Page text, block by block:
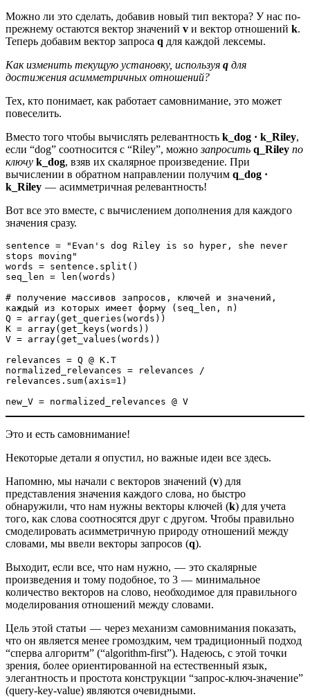
Можно ли это сделать, добавив новый тип вектора? У нас по-
прежнему остаются вектор значений v и вектор отношений k.
Теперь добавим вектор запроса q для каждой лексемы.
Как изменить текущую установку, используя q для
достижения асимметричных отношений?
Тех, кто понимает, как работает самовнимание, это может
повеселить.
Вместо того чтобы вычислять релевантность k_dog · k_Riley,
если “dog” соотносится с “Riley”, можнозапросить q_Riley по
ключу k_dog, взяв их скалярное произведение. При
вычислении в обратном направлении получим q_dog ·
k_Riley — асимметричная релевантность!
Вот все это вместе, с вычислением дополнения для каждого
значения сразу.
sentence = "Evan's dog Riley is so hyper, she never
stops moving"
words = sentence.split()
seq_len = len(words)
# получение массивов запросов, ключей и значений,
каждый из которых имеет форму (seq_len, n)
Q = array(get_queries(words))
K = array(get_keys(words))
V = array(get_values(words))
relevances = Q @ K.T
normalized_relevances = relevances /
relevances.sum(axis=1)
new_V = normalized_relevances @ V
Это и есть самовнимание!
Некоторые детали я опустил, но важные идеи все здесь.
Напомню, мы начали с векторов значений (v) для
представления значения каждого слова, но быстро
обнаружили, что нам нужны векторы ключей (k) для учета
того, как слова соотносятся друг с другом. Чтобы правильно
смоделировать асимметричную природу отношений между
словами, мы ввели векторы запросов (q).
Выходит, если все, что нам нужно, — это скалярные
произведения и тому подобное, то 3 — минимальное
количество векторов на слово, необходимое для правильного
моделирования отношений между словами.
Цель этой статьи — через механизм самовнимания показать,
что он является менее громоздким, чем традиционный подход
“сперва алгоритм” (“algorithm-first”). Надеюсь, с этой точки
зрения, более ориентированной на естественный язык,
элегантность и простота конструкции “запрос-ключ-значение”
(query-key-value) являются очевидными.